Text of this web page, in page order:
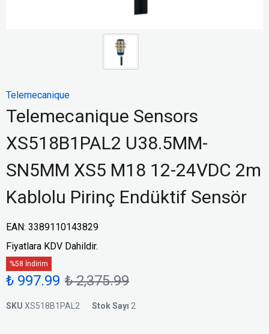
Telemecanique
Telemecanique Sensors
XS518B1PAL2 U38.5MM-
SN5MM XS5 M18 12-24VDC 2m
Kablolu Pirinç Endüktif Sensör
EAN: 3389110143829
Fiyatlara KDV Dahildir.
%58 İndirim
₺ 997.99 ₺ 2,375.99
SKU XS518B1PAL2 Stok Sayı 2